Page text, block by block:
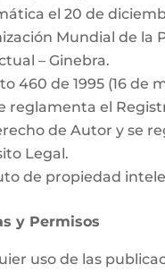
el 20 de
Mundial de la
– Ginebra.
460 de 1995 (16 de
reglamenta el
de Autor y se
Legal.
de propiedad
y Permisos
uso de las